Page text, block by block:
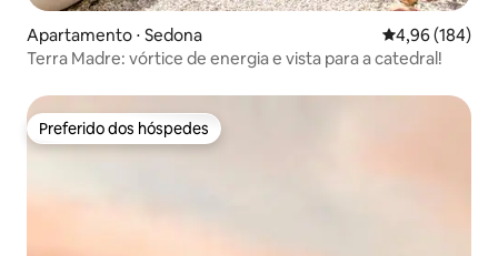
Apartamento ⋅ Sedona 4,96 de uma
4,96 (184)
Terra Madre: vórtice de energia e vista para a catedral!
Preferido dos hóspedes
Preferido dos hóspedes